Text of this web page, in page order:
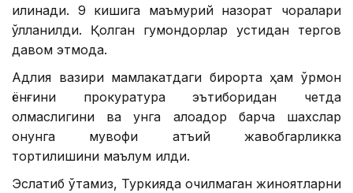
қилинади. 9 кишига маъмурий назорат чоралари
қўлланилди. Қолган гумондорлар устидан тергов
давом этмоқда.
Адлия вазири мамлакатдаги бирорта ҳам ўрмон
ёнғини прокуратура эътиборидан четда
қолмаслигини ва унга алоқадор барча шахслар
қонунга мувофиқ қатъий жавобгарликка
тортилишини маълум қилди.
Эслатиб ўтамиз, Туркияда очилмаган жиноятларни